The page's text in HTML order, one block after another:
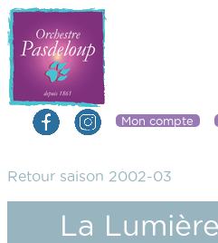
Mon compte
Retour saison 2002-03
La